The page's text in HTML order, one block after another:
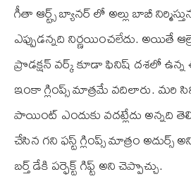
గీతా ఆర్ట్స్ బ్యానర్ లో అల్లు బాబీ
ఎప్పుడన్నది నిర్ణయించలేదు. అయితే
ప్రొడక్షన్ వర్క్ కూడా ఫినిష్ దశలో
ఇంకా గ్లింప్స్ మాత్రమే వదిలారు. మరి
పాయింట్ ఎందుకు వదట్లేదు అన్నది
చేసిన గని ఫస్ట్ గ్లింప్స్ మాత్రం
బర్త్ డేకి పర్ఫెక్ట్ గిఫ్ట్ అని చెప్పొచ్చు.